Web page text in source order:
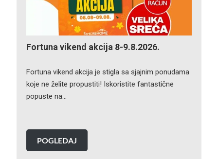
Fortuna vikend akcija 8-9.8.2026.
Fortuna vikend akcija je stigla sa sjajnim ponudama
koje ne želite propustiti! Iskoristite fantastične
popuste na…
POGLEDAJ